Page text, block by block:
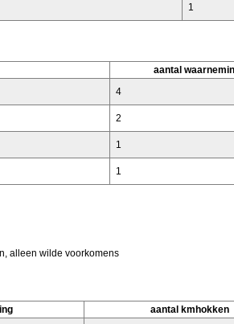
1
aantal
4
2
1
1
alleen wilde voorkomens
aantal kmhokken